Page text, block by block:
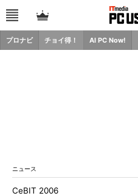
プロナビ チョイ得！ AI PC Now!
ニュース
CeBIT 2006